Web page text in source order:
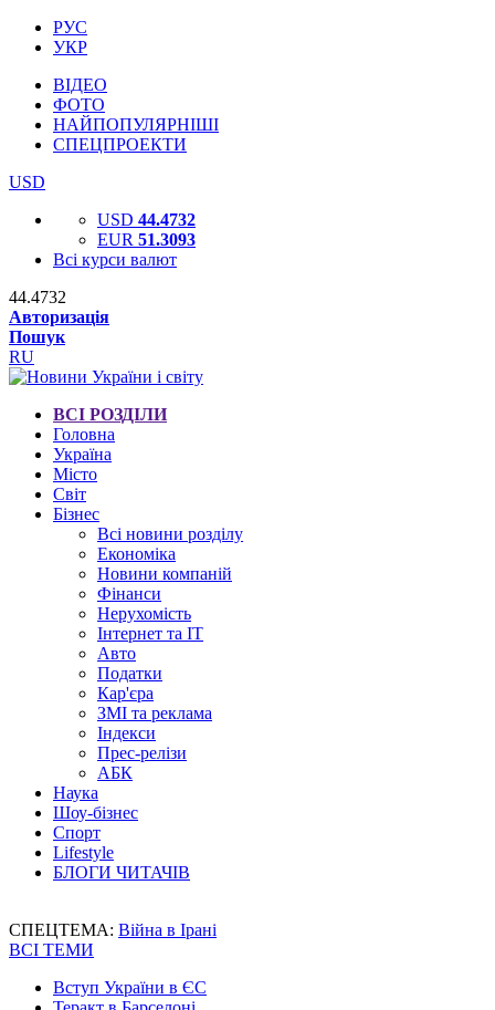
РУС
УКР
ВІДЕО
ФОТО
НАЙПОПУЛЯРНІШІ
СПЕЦПРОЕКТИ
USD
USD 44.4732
EUR 51.3093
Всі курси валют
44.4732
Авторизація
Пошук
RU
ВСІ РОЗДІЛИ
Головна
Україна
Місто
Світ
Бізнес
Всі новини розділу
Економіка
Новини компаній
Фінанси
Нерухомість
Інтернет та IT
Авто
Податки
Кар'єра
ЗМІ та реклама
Індекси
Прес-релізи
АБК
Наука
Шоу-бізнес
Спорт
Lifestyle
БЛОГИ ЧИТАЧІВ
СПЕЦТЕМА: Війна в Ірані
ВСІ ТЕМИ
Вступ України в ЄС